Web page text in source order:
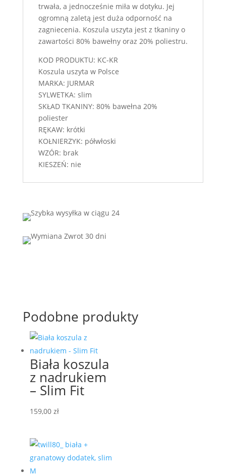
trwała, a jednocześnie miła w dotyku. Jej
ogromną zaletą jest duża odporność na
zagniecenia. Koszula uszyta jest z tkaniny o
zawartości 80% bawełny oraz 20% poliestru.
KOD PRODUKTU: KC-KR
Koszula uszyta w Polsce
MARKA: JURMAR
SYLWETKA: slim
SKŁAD TKANINY: 80% bawełna 20%
poliester
RĘKAW: krótki
KOŁNIERZYK: półwłoski
WZÓR: brak
KIESZEŃ: nie
Podobne produkty
Biała koszula
z nadrukiem
– Slim Fit
159,00 zł